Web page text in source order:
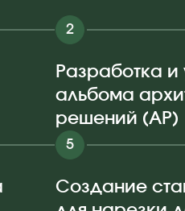
Разработка
альбома
решений (АР)
Создание